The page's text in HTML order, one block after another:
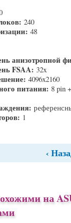
240
48
анизотропной
FSAA: 32x
4096x2160
питания: 8 pin
1
‹
на